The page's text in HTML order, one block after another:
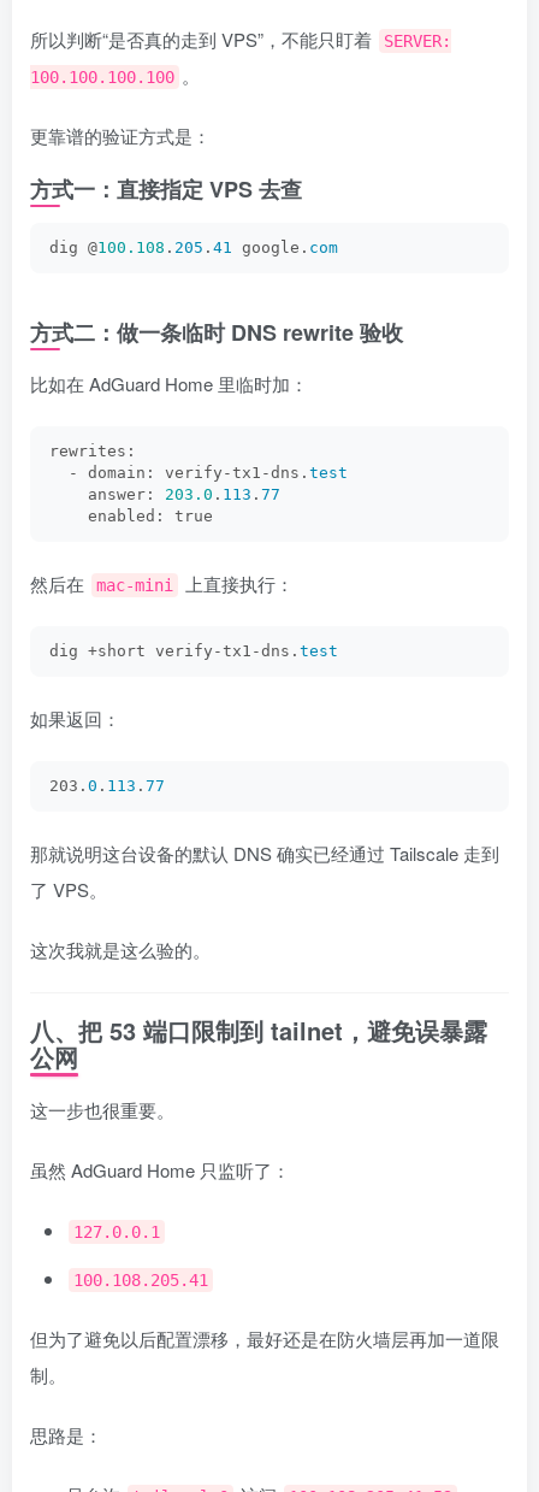
所以判断“是否真的走到 VPS”，不能只盯着
SERVER:
100.100.100.100 。
更靠谱的验证方式是：
方式一：直接指定 VPS 去查
dig @100.108 . 205 . 41 google. com
方式二：做一条临时 DNS rewrite 验收
比如在 AdGuard Home 里临时加：
rewrites:
  - domain: verify-tx1-dns.
test
    answer:
203.0 . 113 . 77
    enabled: true
然后在 mac-mini 上直接执行：
dig +short verify-tx1-dns. test
如果返回：
203. 0 . 113 . 77
那就说明这台设备的默认 DNS 确实已经通过 Tailscale 走到
了 VPS。
这次我就是这么验的。
八、把 53 端口限制到 tailnet，避免误暴露
公网
这一步也很重要。
虽然 AdGuard Home 只监听了：
127.0.0.1
100.108.205.41
但为了避免以后配置漂移，最好还是在防火墙层再加一道限
制。
思路是：